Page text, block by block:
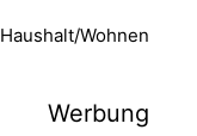
Haushalt/Wohnen
Werbung